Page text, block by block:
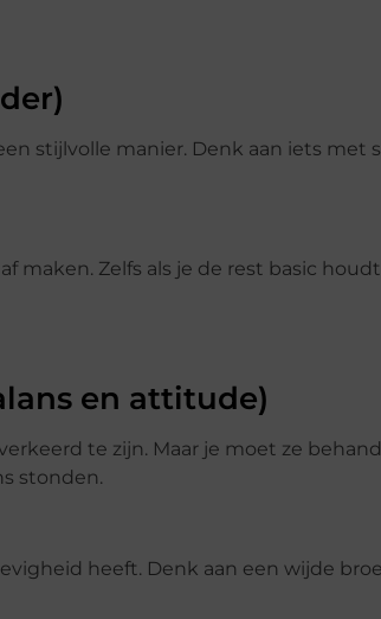
stijlvolle manier. Denk aan iets met
maken. Zelfs als je de rest basic
en attitude)
te zijn. Maar je moet ze
stonden.
heeft. Denk aan een wijde